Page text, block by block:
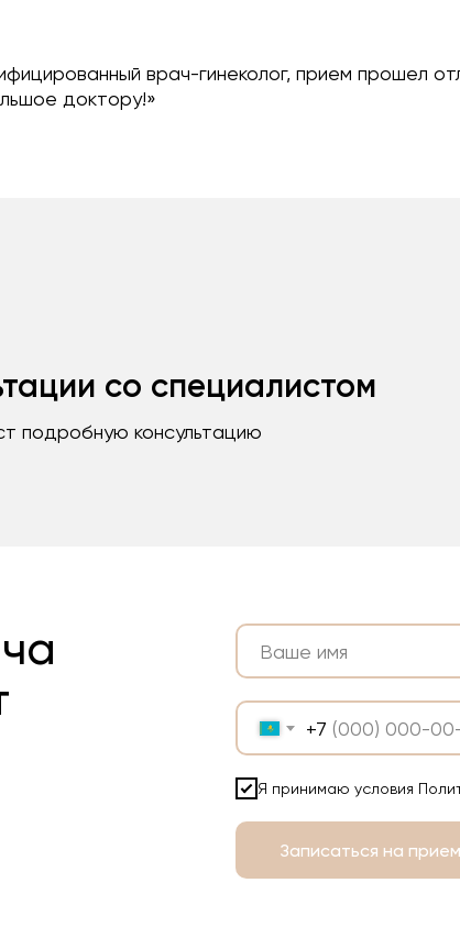
врач-гинеколог, прием прошел
доктору!»
со специалистом
подробную консультацию
+7
Я принимаю условия
Записаться на прием